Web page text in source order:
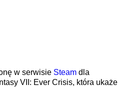
w serwisie Steam dla
VII: Ever Crisis, która ukaże